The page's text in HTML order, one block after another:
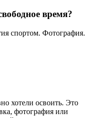
время?
спортом. Фотография.
хотели освоить. Это
фотография или